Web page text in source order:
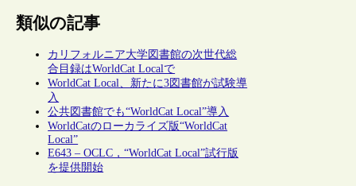
類似の記事
カリフォルニア大学図書館の次世代総
合目録はWorldCat Localで
WorldCat Local、新たに3図書館が試験導
入
公共図書館でも“WorldCat Local”導入
WorldCatのローカライズ版“WorldCat
Local”
E643 – OCLC，“WorldCat Local”試行版
を提供開始